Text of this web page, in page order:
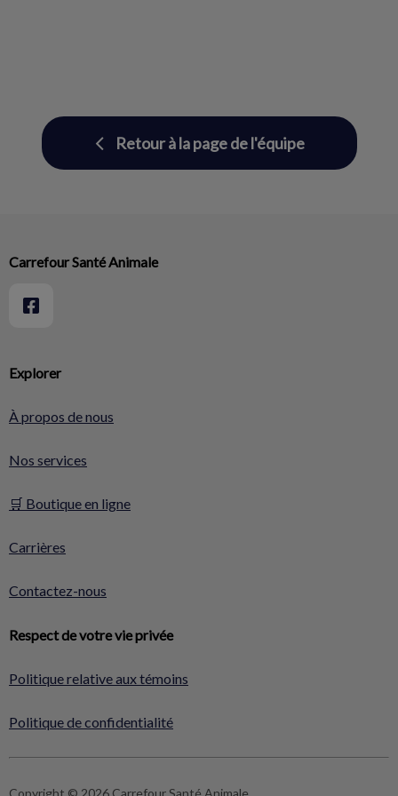
Retour à la page de l'équipe
Explorer
À propos de nous
Nos services
🛒 Boutique en ligne
Carrières
Contactez-nous
Respect de votre vie privée
Politique relative aux témoins
Politique de confidentialité
Carrefour Santé Animale
Copyright © 2026 Carrefour Santé Animale